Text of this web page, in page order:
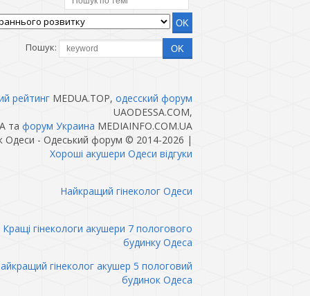
Пошук:
рейтингMEDUA.TOP, одесский форум
UAODESSA.COM,
та форум Украина MEDIAINFO.COM.UA
Одеси - Одеський форум © 2014-2026 |
Хороші акушери Одеси відгуки
Найкращий гінеколог Одеси
Кращі гінекологи акушери 7 пологового
будинку Одеса
гінеколог акушер 5 пологовий
будинок Одеса